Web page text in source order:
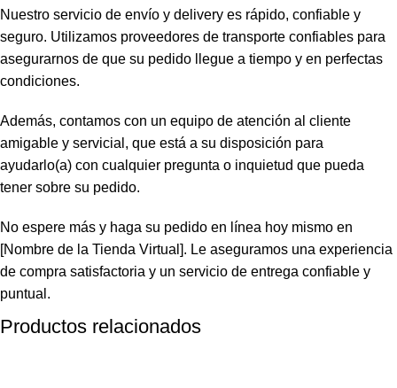
Nuestro servicio de envío y delivery es rápido, confiable y
seguro. Utilizamos proveedores de transporte confiables para
asegurarnos de que su pedido llegue a tiempo y en perfectas
condiciones.
Además, contamos con un equipo de atención al cliente
amigable y servicial, que está a su disposición para
ayudarlo(a) con cualquier pregunta o inquietud que pueda
tener sobre su pedido.
No espere más y haga su pedido en línea hoy mismo en
[Nombre de la Tienda Virtual]. Le aseguramos una experiencia
de compra satisfactoria y un servicio de entrega confiable y
puntual.
Productos relacionados